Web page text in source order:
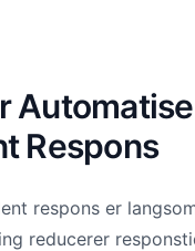
Respons
respons er
reducerer